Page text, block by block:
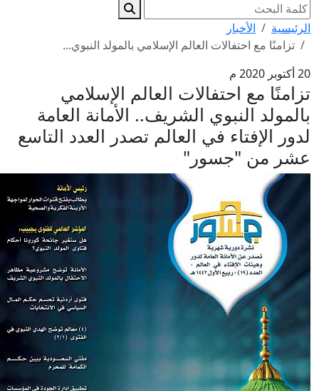
الأخبار
تزامنًا مع احتفالات العالم الإسلامي بالمولد النبوي...
2020 م
مع احتفالات العالم الإسلامي
النبوي الشريف.. الأمانة العامة
الإفتاء في العالم تصدر العدد التاسع
من "جسور"